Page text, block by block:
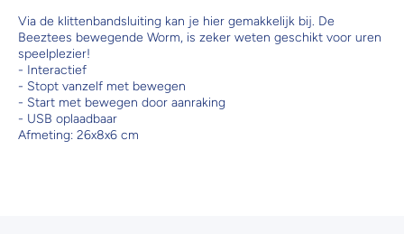
Via de klittenbandsluiting kan je hier gemakkelijk bij. De
Beeztees bewegende Worm, is zeker weten geschikt voor uren
speelplezier!
- Interactief
- Stopt vanzelf met bewegen
- Start met bewegen door aanraking
- USB oplaadbaar
Afmeting: 26x8x6 cm